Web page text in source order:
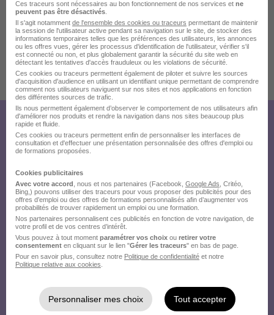
compétences.
- Classes à taille humaine (maxi 20 étudiants) avec des
formateurs issus du monde professionnel.
Publiée le 06/08/2026 - Réf : 4120202/29079226 ACVP/29B - B370
Créez votre compte Hellowork et
envoyez votre candidature !
Ces traceurs sont nécessaires au bon fonctionnement de nos services et ne
peuvent pas être désactivés
Il s'agit notamment de l'ensemble des cookies ou traceurs permettant de maintenir
la session de l'utilisateur active pendant sa navigation sur le site, de stocker des
informations temporaires telles que les préférences des utilisateurs, les annonces
ou les offres vues, gérer les processus d'identification de l'utilisateur, vérifier s'il
est connecté ou non, et plus globalement garantir la sécurité du site web en
détectant les tentatives d'accès frauduleux ou les violations de sécurité.
Ces cookies ou traceurs permettent également de piloter et suivre les sources
d'acquisition d'audience en utilisant un identifiant unique permettant de comprendre
comment nos utilisateurs naviguent sur nos sites et nos applications en fonction
des différentes sources de trafic.
Ils nous permettent également d’observer le comportement de nos utilisateurs afin
d'améliorer nos produits et rendre la navigation dans nos sites beaucoup plus
rapide et fluide.
Ces cookies ou traceurs permettent enfin de personnaliser les interfaces de
consultation et d'effectuer une présentation personnalisée des offres d'emploi ou
de formations proposées.
Cookies publicitaires
Avec votre accord , nous et nos partenaires (Facebook, Google Ads , Critéo,
Bing,) pouvons utiliser des traceurs pour vous proposer des publicités pour des
offres d’emploi ou des offres de formations personnalisés afin d’augmenter vos
probabilités de trouver rapidement un emploi ou une formation.
Nos partenaires personnalisent ces publicités en fonction de votre navigation, de
votre profil et de vos centres d’intérêt.
Vous pouvez à tout moment paramétrer vos choix ou retirer votre
consentement en cliquant sur le lien "Gérer les traceurs" en bas de page.
Pour en savoir plus, consultez notre Politique de confidentialité et notre
Politique relative aux cookies
Personnaliser mes choix Tout accepter